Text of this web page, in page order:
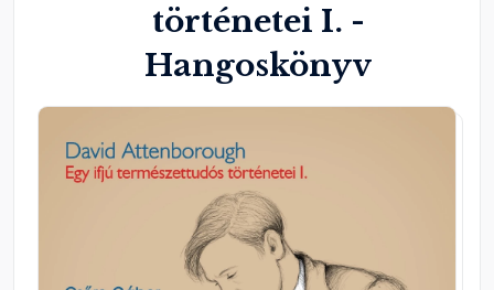
történetei I. -
Hangoskönyv